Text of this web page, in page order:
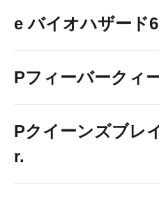
e バイオハザード6
Pフィーバークィ
Pクイーンズブレ
r.